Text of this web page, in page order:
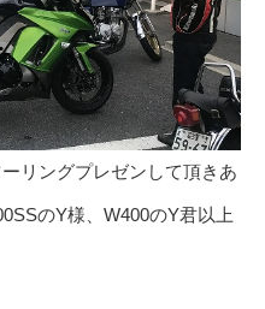
リングプレゼンして頂きあ
のY様、W400のY君以上